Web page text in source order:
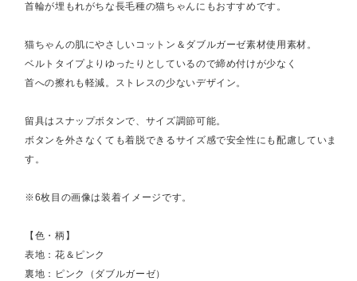
首輪が埋もれがちな長毛種の猫ちゃんにもおすすめです。
猫ちゃんの肌にやさしいコットン＆ダブルガーゼ素材使用素材。
ベルトタイプよりゆったりとしているので締め付けが少なく
首への擦れも軽減。ストレスの少ないデザイン。
留具はスナップボタンで、サイズ調節可能。
ボタンを外さなくても着脱できるサイズ感で安全性にも配慮していま
す。
※6枚目の画像は装着イメージです。
【色・柄】
表地：花＆ピンク
裏地：ピンク（ダブルガーゼ）